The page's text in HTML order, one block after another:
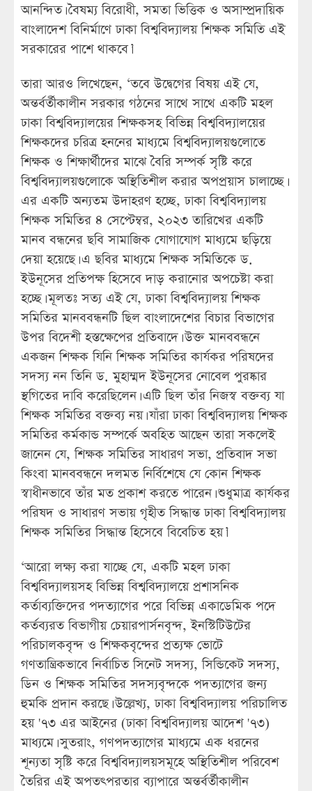
আনন্দিত। বৈষম্য বিরোধী, সমতা ভিত্তিক ও অসাম্প্রদায়িক
বাংলাদেশ বিনির্মাণে ঢাকা বিশ্ববিদ্যালয় শিক্ষক সমিতি এই
সরকারের পাশে থাকবে।’
তারা আরও লিখেছেন, ‘তবে উদ্বেগের বিষয় এই যে,
অন্তর্বর্তীকালীন সরকার গঠনের সাথে সাথে একটি মহল
ঢাকা বিশ্ববিদ্যালয়ের শিক্ষকসহ বিভিন্ন বিশ্ববিদ্যালয়ের
শিক্ষকদের চরিত্র হননের মাধ্যমে বিশ্ববিদ্যালয়গুলোতে
শিক্ষক ও শিক্ষার্থীদের মাঝে বৈরি সম্পর্ক সৃষ্টি করে
বিশ্ববিদ্যালয়গুলোকে অস্থিতিশীল করার অপপ্রয়াস চালাচ্ছে।
এর একটি অন্যতম উদাহরণ হচ্ছে, ঢাকা বিশ্ববিদ্যালয়
শিক্ষক সমিতির ৪ সেপ্টেম্বর, ২০২৩ তারিখের একটি
মানব বন্ধনের ছবি সামাজিক যোগাযোগ মাধ্যমে ছড়িয়ে
দেয়া হয়েছে। এ ছবির মাধ্যমে শিক্ষক সমিতিকে ড.
ইউনূসের প্রতিপক্ষ হিসেবে দাড় করানোর অপচেষ্টা করা
হচ্ছে। মূলতঃ সত্য এই যে, ঢাকা বিশ্ববিদ্যালয় শিক্ষক
সমিতির মানববন্ধনটি ছিল বাংলাদেশের বিচার বিভাগের
উপর বিদেশী হস্তক্ষেপের প্রতিবাদে। উক্ত মানববন্ধনে
একজন শিক্ষক যিনি শিক্ষক সমিতির কার্যকর পরিষদের
সদস্য নন তিনি ড. মুহাম্মদ ইউনূসের নোবেল পুরষ্কার
স্থগিতের দাবি করেছিলেন। এটি ছিল তাঁর নিজস্ব বক্তব্য যা
শিক্ষক সমিতির বক্তব্য নয়। যাঁরা ঢাকা বিশ্ববিদ্যালয় শিক্ষক
সমিতির কর্মকান্ড সম্পর্কে অবহিত আছেন তারা সকলেই
জানেন যে, শিক্ষক সমিতির সাধারণ সভা, প্রতিবাদ সভা
কিংবা মানববন্ধনে দলমত নির্বিশেষে যে কোন শিক্ষক
স্বাধীনভাবে তাঁর মত প্রকাশ করতে পারেন। শুধুমাত্র কার্যকর
পরিষদ ও সাধারণ সভায় গৃহীত সিদ্ধান্ত ঢাকা বিশ্ববিদ্যালয়
শিক্ষক সমিতির সিদ্ধান্ত হিসেবে বিবেচিত হয়।’
‘আরো লক্ষ্য করা যাচ্ছে যে, একটি মহল ঢাকা
বিশ্ববিদ্যালয়সহ বিভিন্ন বিশ্ববিদ্যালয়ে প্রশাসনিক
কর্তাব্যক্তিদের পদত্যাগের পরে বিভিন্ন একাডেমিক পদে
কর্তব্যরত বিভাগীয় চেয়ারপার্সনবৃন্দ, ইনস্টিটিউটের
পরিচালকবৃন্দ ও শিক্ষকবৃন্দের প্রত্যক্ষ ভোটে
গণতান্ত্রিকভাবে নির্বাচিত সিনেট সদস্য, সিন্ডিকেট সদস্য,
ডিন ও শিক্ষক সমিতির সদস্যবৃন্দকে পদত্যাগের জন্য
হুমকি প্রদান করছে। উল্লেখ্য, ঢাকা বিশ্ববিদ্যালয় পরিচালিত
হয় '৭৩ এর আইনের (ঢাকা বিশ্ববিদ্যালয় আদেশ '৭৩)
মাধ্যমে। সুতরাং, গণপদত্যাগের মাধ্যমে এক ধরনের
শূন্যতা সৃষ্টি করে বিশ্ববিদ্যালয়সমূহে অস্থিতিশীল পরিবেশ
তৈরির এই অপতৎপরতার ব্যাপারে অন্তর্বর্তীকালীন